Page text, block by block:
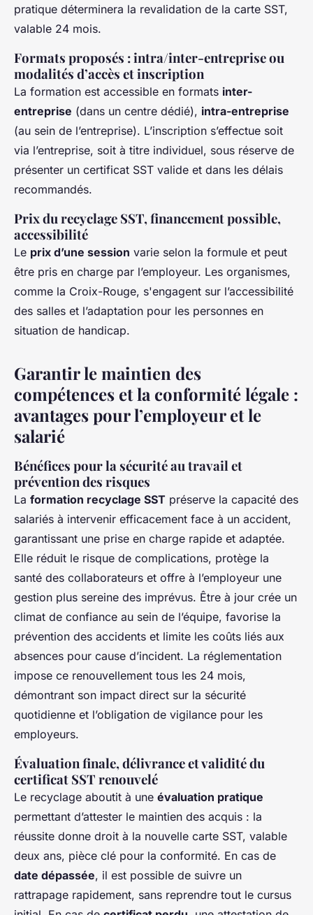
pratique déterminera la revalidation de la carte SST,
valable 24 mois.
Formats proposés : intra/inter-entreprise ou
modalités d’accès et inscription
La formation est accessible en formats inter-
entreprise (dans un centre dédié), intra-entreprise
(au sein de l’entreprise). L’inscription s’effectue soit
via l’entreprise, soit à titre individuel, sous réserve de
présenter un certificat SST valide et dans les délais
recommandés.
Prix du recyclage SST, financement possible,
accessibilité
Le prix d’une session varie selon la formule et peut
être pris en charge par l’employeur. Les organismes,
comme la Croix-Rouge, s'engagent sur l’accessibilité
des salles et l’adaptation pour les personnes en
situation de handicap.
Garantir le maintien des
compétences et la conformité légale :
avantages pour l’employeur et le
salarié
Bénéfices pour la sécurité au travail et
prévention des risques
La formation recyclage SST préserve la capacité des
salariés à intervenir efficacement face à un accident,
garantissant une prise en charge rapide et adaptée.
Elle réduit le risque de complications, protège la
santé des collaborateurs et offre à l’employeur une
gestion plus sereine des imprévus. Être à jour crée un
climat de confiance au sein de l’équipe, favorise la
prévention des accidents et limite les coûts liés aux
absences pour cause d’incident. La réglementation
impose ce renouvellement tous les 24 mois,
démontrant son impact direct sur la sécurité
quotidienne et l’obligation de vigilance pour les
employeurs.
Évaluation finale, délivrance et validité du
certificat SST renouvelé
Le recyclage aboutit à une évaluation pratique
permettant d’attester le maintien des acquis : la
réussite donne droit à la nouvelle carte SST, valable
deux ans, pièce clé pour la conformité. En cas de
date dépassée, il est possible de suivre un
rattrapage rapidement, sans reprendre tout le cursus